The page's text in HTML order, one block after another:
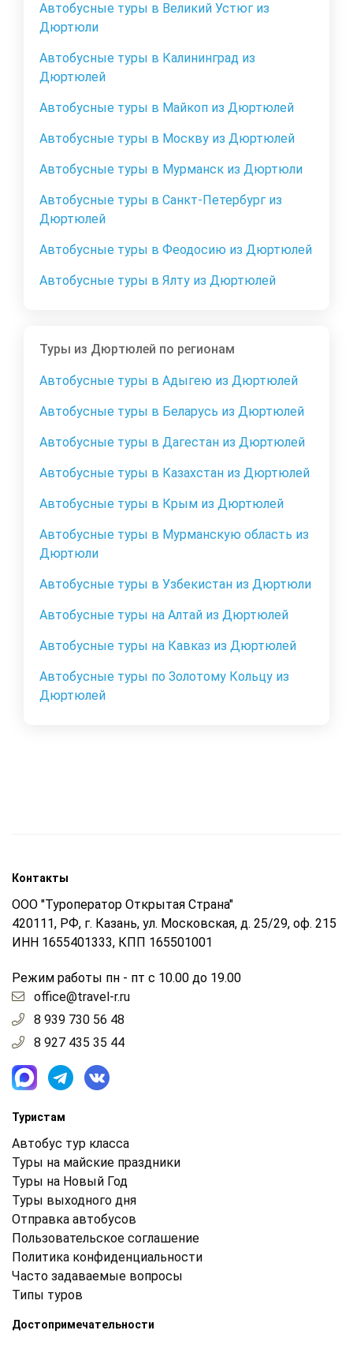
Автобусные туры в Великий Устюг из
Дюртюли
Автобусные туры в Калининград из
Дюртюлей
Автобусные туры в Майкоп из Дюртюлей
Автобусные туры в Москву из Дюртюлей
Автобусные туры в Мурманск из Дюртюли
Автобусные туры в Санкт-Петербург из
Дюртюлей
Автобусные туры в Феодосию из Дюртюлей
Автобусные туры в Ялту из Дюртюлей
Туры из Дюртюлей по регионам
Автобусные туры в Адыгею из Дюртюлей
Автобусные туры в Беларусь из Дюртюлей
Автобусные туры в Дагестан из Дюртюлей
Автобусные туры в Казахстан из Дюртюлей
Автобусные туры в Крым из Дюртюлей
Автобусные туры в Мурманскую область из
Дюртюли
Автобусные туры в Узбекистан из Дюртюли
Автобусные туры на Алтай из Дюртюлей
Автобусные туры на Кавказ из Дюртюлей
Автобусные туры по Золотому Кольцу из
Дюртюлей
Контакты
ООО "Туроператор Открытая Страна"
420111, РФ, г. Казань, ул. Московская, д. 25/29, оф. 215
ИНН 1655401333, КПП 165501001
Режим работы пн - пт с 10.00 до 19.00
office@travel-r.ru
8 939 730 56 48
8 927 435 35 44
Туристам
Автобус тур класса
Туры на майские праздники
Туры на Новый Год
Туры выходного дня
Отправка автобусов
Пользовательское соглашение
Политика конфиденциальности
Часто задаваемые вопросы
Типы туров
Достопримечательности